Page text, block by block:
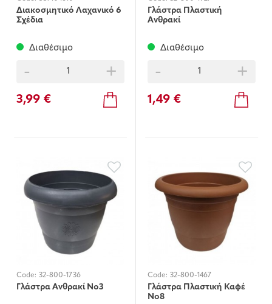
Διακοσμητικό Λαχανικό 6
Σχέδια
Διαθέσιμο
- +
3,99 €
Γλάστρα Πλαστική
Ανθρακί
Διαθέσιμο
- +
1,49 €
Code: 32-800-1736
Γλάστρα Ανθρακί Νο3
Code: 32-800-1467
Γλάστρα Πλαστική Καφέ
Νο8